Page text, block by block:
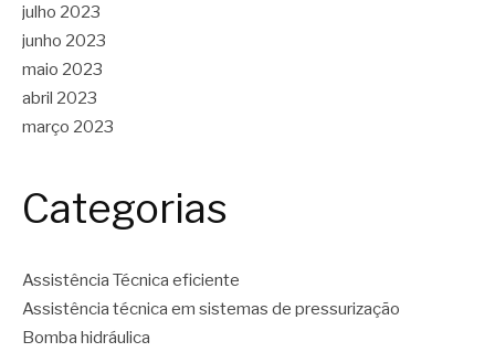
julho 2023
junho 2023
maio 2023
abril 2023
março 2023
Categorias
Assistência Técnica eficiente
Assistência técnica em sistemas de pressurização
Bomba hidráulica